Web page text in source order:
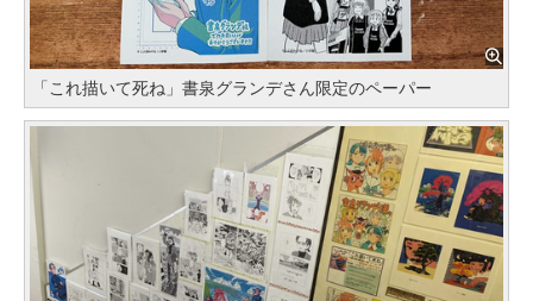
「これ描いて死ね」書泉グランデさん限定のペーパー